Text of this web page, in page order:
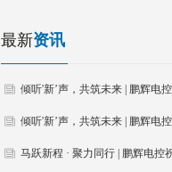
最新资讯
倾听'新’声，共筑未来 | 鹏辉电
份-第二届新员工培训暨座谈会
幕
倾听'新’声，共筑未来 | 鹏辉电
工培训暨座谈会圆满落幕
马跃新程 · 聚力同行 | 鹏辉电控